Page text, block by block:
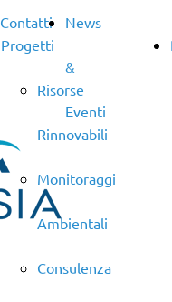
Contatti News
&
Eventi
Progetti
Risorse
Rinnovabili
Monitoraggi
Ambientali
Consulenza